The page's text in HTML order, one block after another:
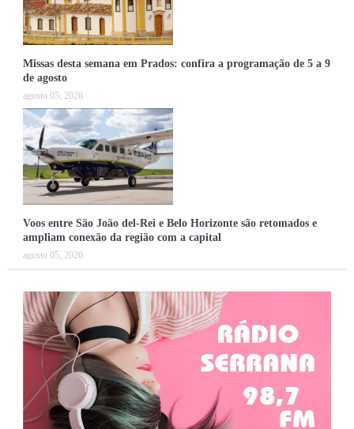
Missas desta semana em Prados: confira a programação de 5 a 9
de agosto
agosto 05, 2026
Voos entre São João del-Rei e Belo Horizonte são retomados e
ampliam conexão da região com a capital
agosto 05, 2026